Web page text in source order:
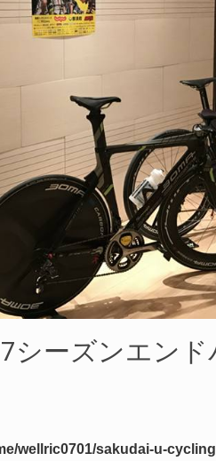
シーズンエンド
wellric0701/sakudai-u-